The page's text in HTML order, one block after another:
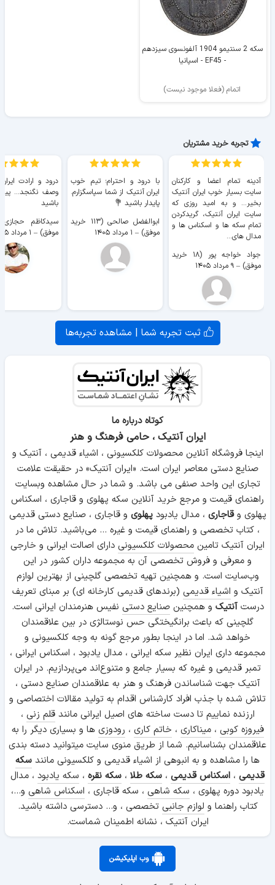
سکه 2 سنتیمو 1904 آلفونسوی سیزدهم
- EF45 - اسپانیا
اتمام (فعلا موجود نیست)
تجربه خرید مشتریان
آدینه تمام اعضا و کارکنان
سایت بسیار خوب ايران آنتیک
بخیر... و به امید روزی که
سایت ايران آنتیک، گریدکردن
تمام سکه ها و اسکناس ها و
مدال های...
جواد خواجه پور (۱۸ خرید
موفق) – ۹ مرداد ۱۴۰۵
با درود و احترام؛ تیم خوب
ایران آنتیک از شما سپاسگزارم.
پایدار باشید 💐
ابوالفضل صالحی (۱۱۳ خرید
موفق) – ۱ مرداد ۱۴۰۵
درود و ارادت
وصف نگنجد...
باشید
موفق) – ۱ مرداد ۱۴۰۵
ثبت تجربه شما | مشاهده تجربه‌ها
کوتاه درباره ما
ایران آنتیک ، حامی فرهنگ و هنر
اینجا فروشگاه آنلاین محصولات کلکسیونی ، اشیاء قدیمی ، آنتیک و
صنایع دستی معاصر ایران است. «ایران آنتیک» در حقیقت علامت
تجاری این واحد صنفی می باشد. و شما در حال مشاهده وبسایت
راهنمای قیمت و مرجع خرید آنلاین سکه پهلوی و قاجاری ، اسکناس
پهلوی وقاجاری ، مدال یادبودپهلوی و قاجاری ، صنایع دستی قدیمی
، کتاب تخصصی و راهنمای قیمت و غیره ... می‌باشید. تلاش ما در
ایران آنتیک تامین محصولات کلکسیونی دارای اصالت ایرانی و خارجی
و معرفی و فروش تخصصی آن به مجموعه داران کشور در این
وب‌سایت است. و همچنین تهیه تخصصی گلچینی از بهترین لوازم
آنتیک و اشیاء قدیمی (برندهای قدیمی کارخانه ای) بر مبنای تعریف
درستآنتیک و همچنینصنایع دستی نفیس هنرمندان ایرانی است.
گلچینی که باعث برانگیختگی حس نوستالژی در بین علاقمندان
خواهد شد. اما در اینجا بطور مرجع گونه به وجه کلکسیونی و
مجموعه داری ایران نظیر سکه ایرانی ، مدال یادبود ، اسکناس ایرانی ،
تمبر قدیمی و غیره که بسیار جامع و متنوع‌اند می‌پردازیم. در ایران
آنتیک جهت شناساندن فرهنگ و هنر به علاقمندان صنایع دستی ،
تلاش شده با جذب افراد کارشناس اقدام به تولید مقالات اختصاصی و
ارزنده نماییم تا دست ساخته های اصیل ایرانی مانندقلم زنی ،
فیروزه کوبی ،میناکاری ، خاتم کاری ، رودوزی ها و بسیاری دیگر را به
علاقمندان بشناسانیم. شما از طریق منوی سایت میتوانید دسته بندی
ها را مشاهده و به انبوهی از اشیاء قدیمی و کلکسیونی مانند سکه
قدیمی ، اسکناس قدیمی ، سکه طلا ، سکه نقره ، سکه یادبود ، مدال
یادبود دوره پهلوی ، سکه شاهی ، سکه قاجاری ، اسکناس شاهی و...،
کتاب راهنما و لوازم جانبی تخصصی ، و... دسترسی داشته باشید.
ایران آنتیک ، نشانه اطمینان شماست.
وب اپلیکیشن